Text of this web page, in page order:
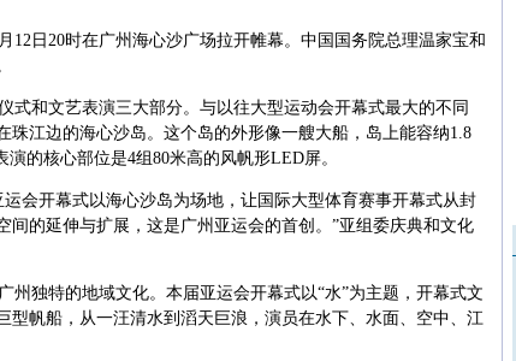
月 12 日 20时在广州海心沙广场拉开帷幕。中国国务院总理温家宝和
式和文艺表演三大部分。与以往大型运动会开幕式最大的不同
珠江边的海心沙岛。这个岛的外形像一艘大船，岛上能容纳1.8
演的核心部位是4组 80米高的风帆形LED屏。
会开幕式以海心沙岛为场地，让国际大型体育赛事开幕式从封
间的延伸与扩展，这是广州亚运会的首创。”亚组委庆典和文化
州独特的地域文化。本届亚运会开幕式以“水”为主题，开幕式文
型帆船，从一汪清水到滔天巨浪，演员在水下、水面、空中、江